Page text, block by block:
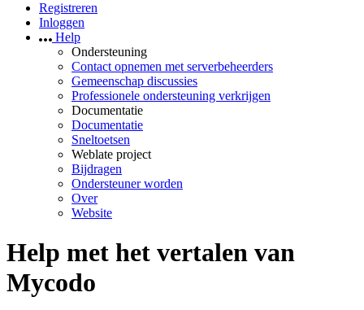
Registreren
Inloggen
Help
Ondersteuning
Contact opnemen met serverbeheerders
Gemeenschap discussies
Professionele ondersteuning verkrijgen
Documentatie
Documentatie
Sneltoetsen
Weblate project
Bijdragen
Ondersteuner worden
Over
Website
Help met het vertalen van
Mycodo